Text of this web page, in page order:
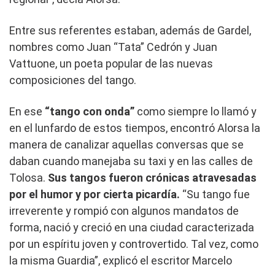
Entre sus referentes estaban, además de Gardel,
nombres como Juan “Tata” Cedrón y Juan
Vattuone, un poeta popular de las nuevas
composiciones del tango.
En ese “tango con onda” como siempre lo llamó y
en el lunfardo de estos tiempos, encontró Alorsa la
manera de canalizar aquellas conversas que se
daban cuando manejaba su taxi y en las calles de
Tolosa. Sus tangos fueron crónicas atravesadas
por el humor y por cierta picardía. “Su tango fue
irreverente y rompió con algunos mandatos de
forma, nació y creció en una ciudad caracterizada
por un espíritu joven y controvertido. Tal vez, como
la misma Guardia”, explicó el escritor Marcelo